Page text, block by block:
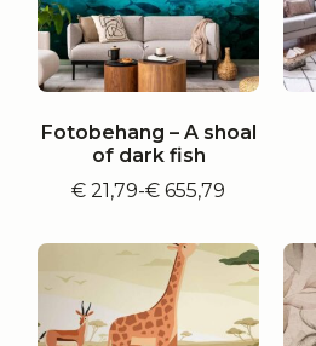
Fotobehang – A shoal
of dark fish
€ 21,79-€ 655,79
Prijsklasse:
tot
€ 655,79